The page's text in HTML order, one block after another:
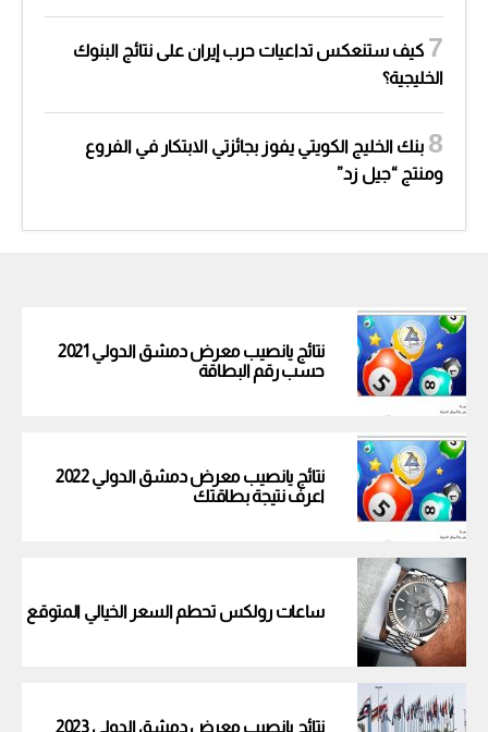
كيف ستنعكس تداعيات حرب إيران على نتائج البنوك
الخليجية؟
بنك الخليج الكويتي يفوز بجائزتي الابتكار في الفروع
ومنتج “جيل زد”
نتائج يانصيب معرض دمشق الدولي 2021
حسب رقم البطاقة
نتائج يانصيب معرض دمشق الدولي 2022
اعرف نتيجة بطاقتك
ساعات رولكس تحطم السعر الخيالي المتوقع
نتائج يانصيب معرض دمشق الدولي 2023